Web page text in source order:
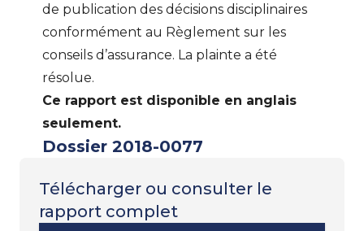
de publication des décisions disciplinaires
conformément au Règlement sur les
conseils d’assurance. La plainte a été
résolue.
Ce rapport est disponible en anglais
seulement.
Dossier 2018-0077
Télécharger ou consulter le
rapport complet